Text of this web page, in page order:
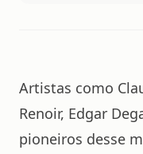
Artistas como
Renoir, Edgar
pioneiros desse